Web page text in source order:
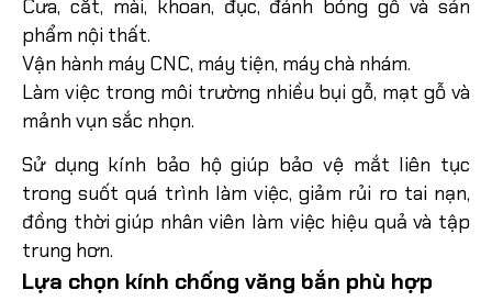
Cưa, cắt, mài, khoan, đục, đánh bóng gỗ và sản
phẩm nội thất.
Vận hành máy CNC, máy tiện, máy chà nhám.
Làm việc trong môi trường nhiều bụi gỗ, mạt gỗ và
mảnh vụn sắc nhọn.
Sử dụng kính bảo hộ giúp bảo vệ mắt liên tục
trong suốt quá trình làm việc, giảm rủi ro tai nạn,
đồng thời giúp nhân viên làm việc hiệu quả và tập
trung hơn.
Lựa chọn kính chống văng bắn phù hợp